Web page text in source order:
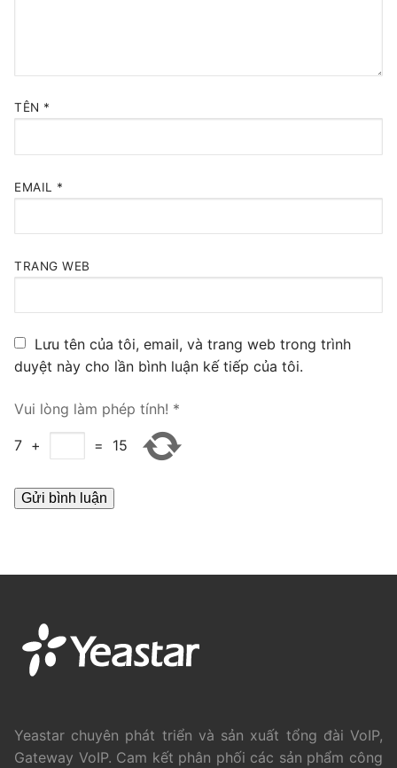
LIÊN HỆ
TIN TỨC
HƯỚNG DẪN
TÊN *
EMAIL *
TRANG WEB
Lưu tên của tôi, email, và trang web trong trình
duyệt này cho lần bình luận kế tiếp của tôi.
Vui lòng làm phép tính! *
7 + = 15
Yeastar chuyên phát triển và sản xuất tổng đài VoIP,
Gateway VoIP. Cam kết phân phối các sản phẩm công